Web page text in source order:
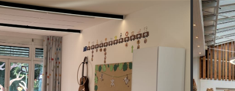
verarbeitet werden (z. B. IP-
Inhalte oder Anzeigen- und
die Verwendung Ihrer Daten finden
Hier finden Sie eine Übersicht über
Ihre Einwilligung zu ganzen
Informationen anzeigen lassen und
Alle akzeptieren